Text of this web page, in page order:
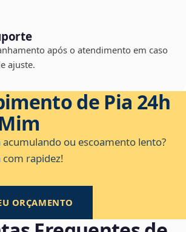
após o atendimento em caso
ajuste.
de Pia 24h
acumulando ou escoamento lento?
com rapidez!
ORÇAMENTO